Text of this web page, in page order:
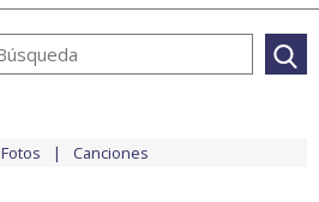
Fotos Canciones